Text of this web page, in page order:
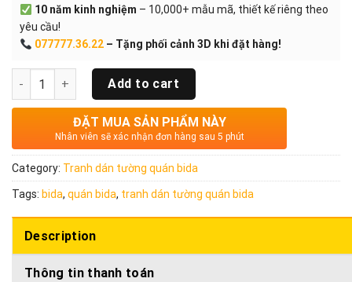
10 năm kinh nghiệm – 10,000+ mẫu mã, thiết kế riêng theo
yêu cầu!
077777.36.22– Tặng phối cảnh 3D khi đặt hàng!
Quantity Add to cart
ĐẶT MUA SẢN PHẨM NÀY
Nhân viên sẽ xác nhận đơn hàng sau 5 phút
Category: Tranh dán tường quán bida
Tags: bida, quán bida, tranh dán tường quán bida
Description
Thông tin thanh toán